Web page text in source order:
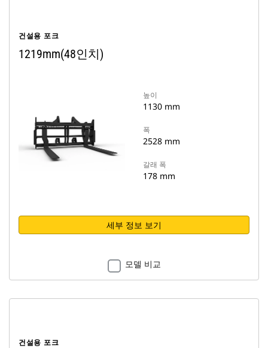
건설용 포크
1219mm(48인치)
높이
1130 mm
폭
2528 mm
갈래 폭
178 mm
세부 정보 보기
모델 비교
건설용 포크